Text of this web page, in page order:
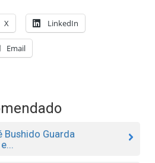
X LinkedIn
Email
Bushido Guarda